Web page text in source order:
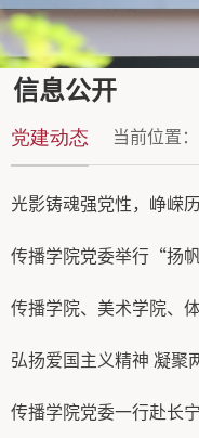
信息公开
当前位置：
党建动态